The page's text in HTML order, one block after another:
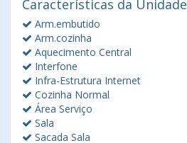
Características da Unidade
Arm.embutido
Arm.cozinha
Aquecimento Central
Interfone
Infra-Estrutura Internet
Cozinha Normal
Área Serviço
Sala
Sacada Sala